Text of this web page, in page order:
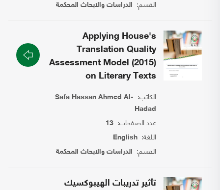
القسم: الدراسات والابحاث المحكمة
Applying House's
Translation Quality
Assessment Model (2015)
on Literary Texts
الكاتب: Safa Hassan Ahmed Al-
Hadad
عدد الصفحات:13
اللغة:English
القسم: الدراسات والابحاث المحكمة
تأثير تدريبات الهيبوكسيك